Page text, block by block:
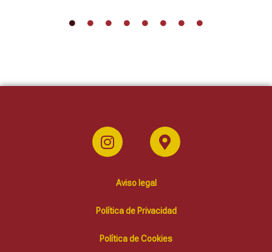
Aviso legal
Política de Privacidad
Política de Cookies